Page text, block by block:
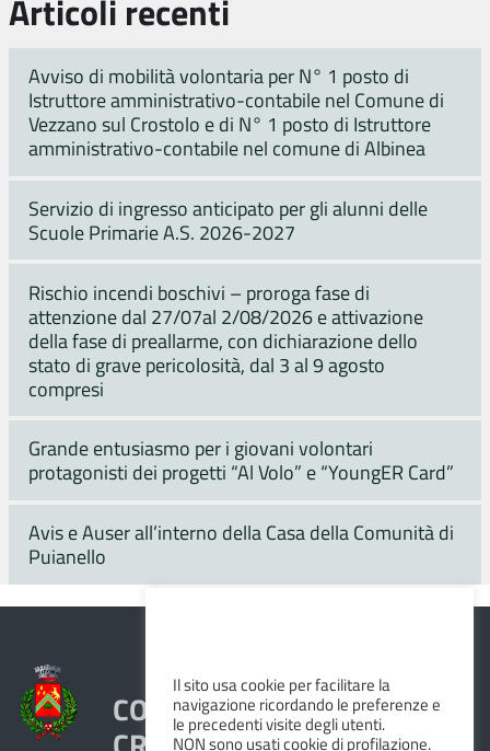
Articoli recenti
Avviso di mobilità volontaria per N° 1 posto di
Istruttore amministrativo-contabile nel Comune di
Vezzano sul Crostolo e di N° 1 posto di Istruttore
amministrativo-contabile nel comune di Albinea
Servizio di ingresso anticipato per gli alunni delle
Scuole Primarie A.S. 2026-2027
Rischio incendi boschivi – proroga fase di
attenzione dal 27/07al 2/08/2026 e attivazione
della fase di preallarme, con dichiarazione dello
stato di grave pericolosità, dal 3 al 9 agosto
compresi
Grande entusiasmo per i giovani volontari
protagonisti dei progetti “Al Volo” e “YoungER Card”
Avis e Auser all’interno della Casa della Comunità di
Puianello
COMUNE DI VEZZANO SUL
Il sito usa cookie per facilitare la
navigazione ricordando le preferenze e
le precedenti visite degli utenti.
NON sono usati cookie di profilazione.